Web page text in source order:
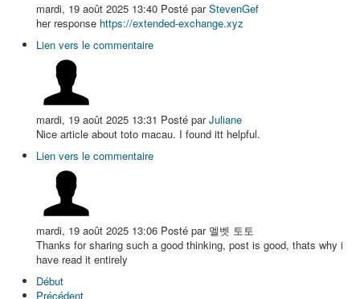
mardi, 19 août 2025 13:40 Posté parStevenGef
her response https://extended-exchange.xyz
Lien vers le commentaire
mardi, 19 août 2025 13:31 Posté parJuliane
Nice аrticle about toto macau. I found itt helpful.
Lien vers le commentaire
mardi, 19 août 2025 13:06 Posté par 멜벳 토토
Thanks for sharing such a good thinking, post is good, thats why i
have read it entirely
Début
Précédent